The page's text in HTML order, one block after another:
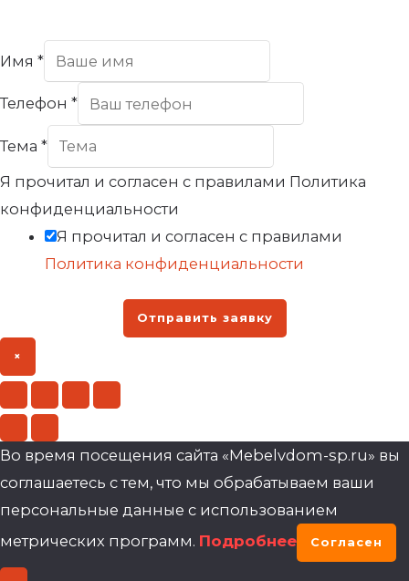
Имя *
Телефон *
Тема *
Я прочитал и согласен с правилами Политика
конфиденциальности
Я прочитал и согласен с правилами
Политика конфиденциальности
Отправить заявку
×
Во время посещения сайта «Mebelvdom-sp.ru» вы
соглашаетесь с тем, что мы обрабатываем ваши
персональные данные с использованием
метрических программ. Подробнее Согласен